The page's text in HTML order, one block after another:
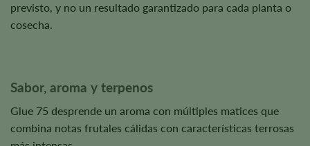
previsto, y no un resultado garantizado para cada planta o
cosecha.
Sabor, aroma y terpenos
Glue 75 desprende un aroma con múltiples matices que
combina notas frutales cálidas con características terrosas